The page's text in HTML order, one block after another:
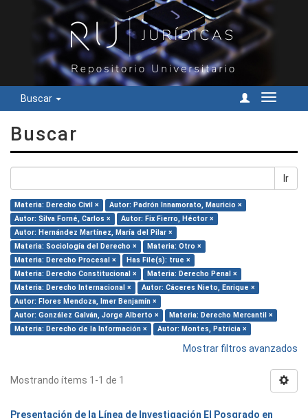
Buscar
Cambiar
Buscar
Ir
Materia: Derecho Civil ×
Autor: Padrón Innamorato, Mauricio ×
Autor: Silva Forné, Carlos ×
Autor: Fix Fierro, Héctor ×
Autor: Hernández Martínez, María del Pilar ×
Materia: Sociología del Derecho ×
Materia: Otro ×
Materia: Derecho Procesal ×
Has File(s): true ×
Materia: Derecho Constitucional ×
Materia: Derecho Penal ×
Materia: Derecho Internacional ×
Autor: Cáceres Nieto, Enrique ×
Autor: Flores Mendoza, Imer Benjamín ×
Autor: González Galván, Jorge Alberto ×
Materia: Derecho Mercantil ×
Materia: Derecho de la Información ×
Autor: Montes, Patricia ×
Mostrar filtros avanzados
Mostrando ítems 1-1 de 1
Presentación de la Línea de Investigación El Posgrado en